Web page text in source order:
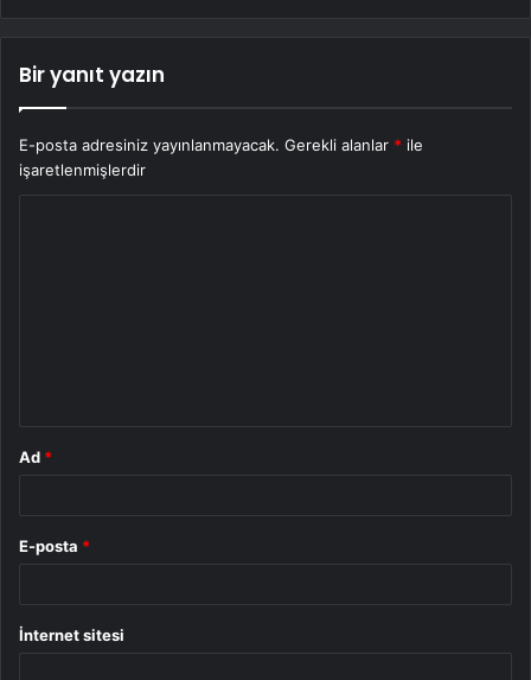
Bir yanıt yazın
E-posta adresiniz yayınlanmayacak. Gerekli alanlar * ile
işaretlenmişlerdir
Ad *
E-posta *
İnternet sitesi